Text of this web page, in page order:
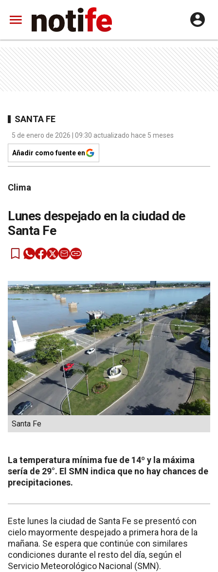
SANTA FE
5 de enero de 2026 | 09:30 actualizado hace 5 meses
Añadir como fuente en
Clima
Lunes despejado en la ciudad de
Santa Fe
Santa Fe
La temperatura mínima fue de 14º y la máxima
sería de 29°. El SMN indica que no hay chances de
precipitaciones.
Este lunes la ciudad de Santa Fe se presentó con
cielo mayormente despejado a primera hora de la
mañana. Se espera que continúe con similares
condiciones durante el resto del día, según el
Servicio Meteorológico Nacional (SMN).